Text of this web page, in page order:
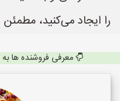
را ایجاد می‌کنید،
معرفی فروشنده ها